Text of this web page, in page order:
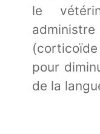
le
pour
de la